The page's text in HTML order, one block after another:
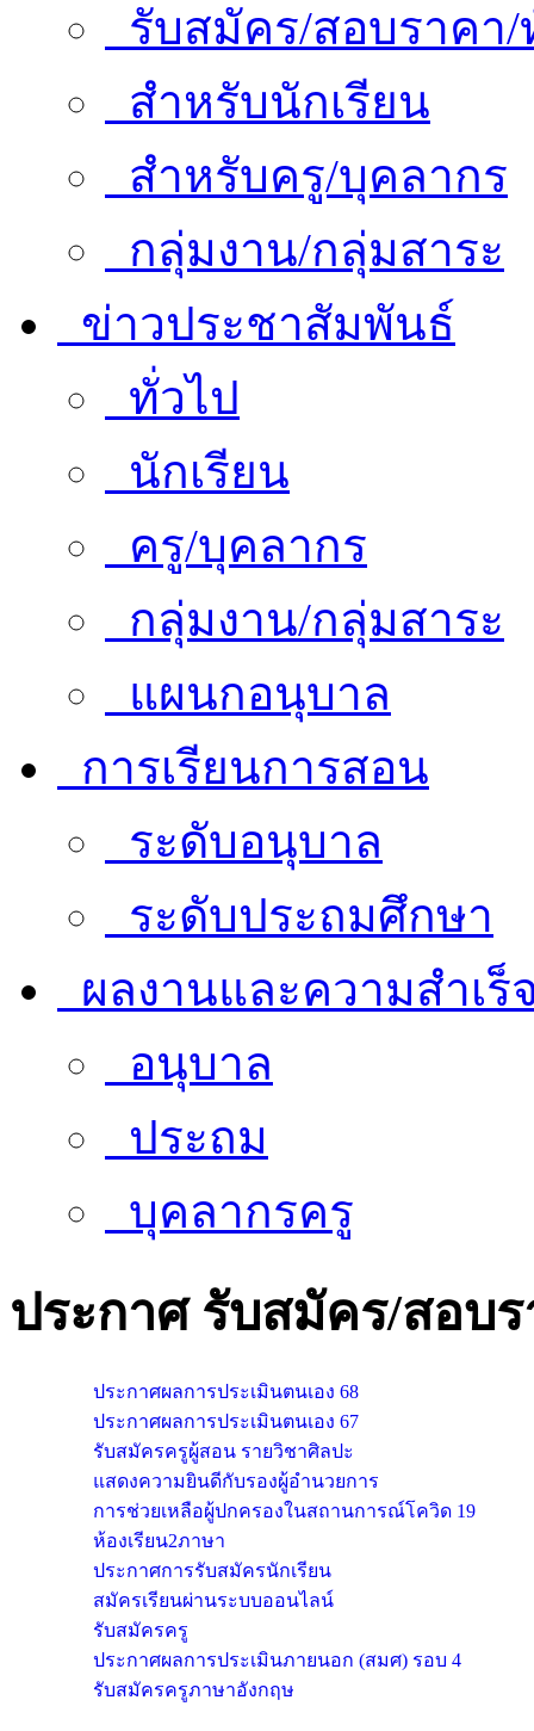
รับสมัคร/สอบราคา/
สำหรับนักเรียน
สำหรับครู/บุคลากร
กลุ่มงาน/กลุ่มสาระ
ข่าวประชาสัมพันธ์
ทั่วไป
นักเรียน
ครู/บุคลากร
กลุ่มงาน/กลุ่มสาระ
แผนกอนุบาล
การเรียนการสอน
ระดับอนุบาล
ระดับประถมศึกษา
ผลงานและความสำเร็
อนุบาล
ประถม
บุคลากรครู
ประกาศ รับสมัคร/สอบ
ประกาศผลการประเมินตนเอง 68
ประกาศผลการประเมินตนเอง 67
รับสมัครครูผู้สอน รายวิชาศิลปะ
แสดงความยินดีกับรองผู้อำนวยการ
การช่วยเหลือผู้ปกครองในสถานการณ์โควิด 19
ห้องเรียน2ภาษา
ประกาศการรับสมัครนักเรียน
สมัครเรียนผ่านระบบออนไลน์
รับสมัครครู
ประกาศผลการประเมินภายนอก (สมศ) รอบ 4
รับสมัครครูภาษาอังกฤษ